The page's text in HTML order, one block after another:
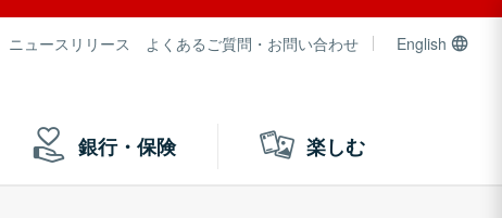
ニュースリリース よくあるご質問・お問い合わせ English
銀行・保険 楽しむ